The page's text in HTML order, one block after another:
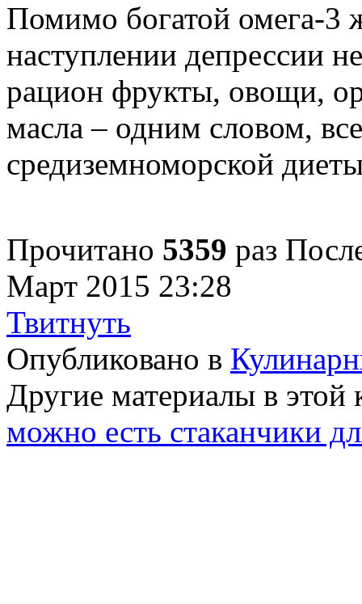
Помимо богатой омега-
наступлении депрессии
рацион фрукты, овощи,
масла – одним словом,
средиземноморской
Прочитано 5359 раз
Март 2015 23:28
Твитнуть
Опубликовано в
Другие материалы в этой
можно есть стаканчики